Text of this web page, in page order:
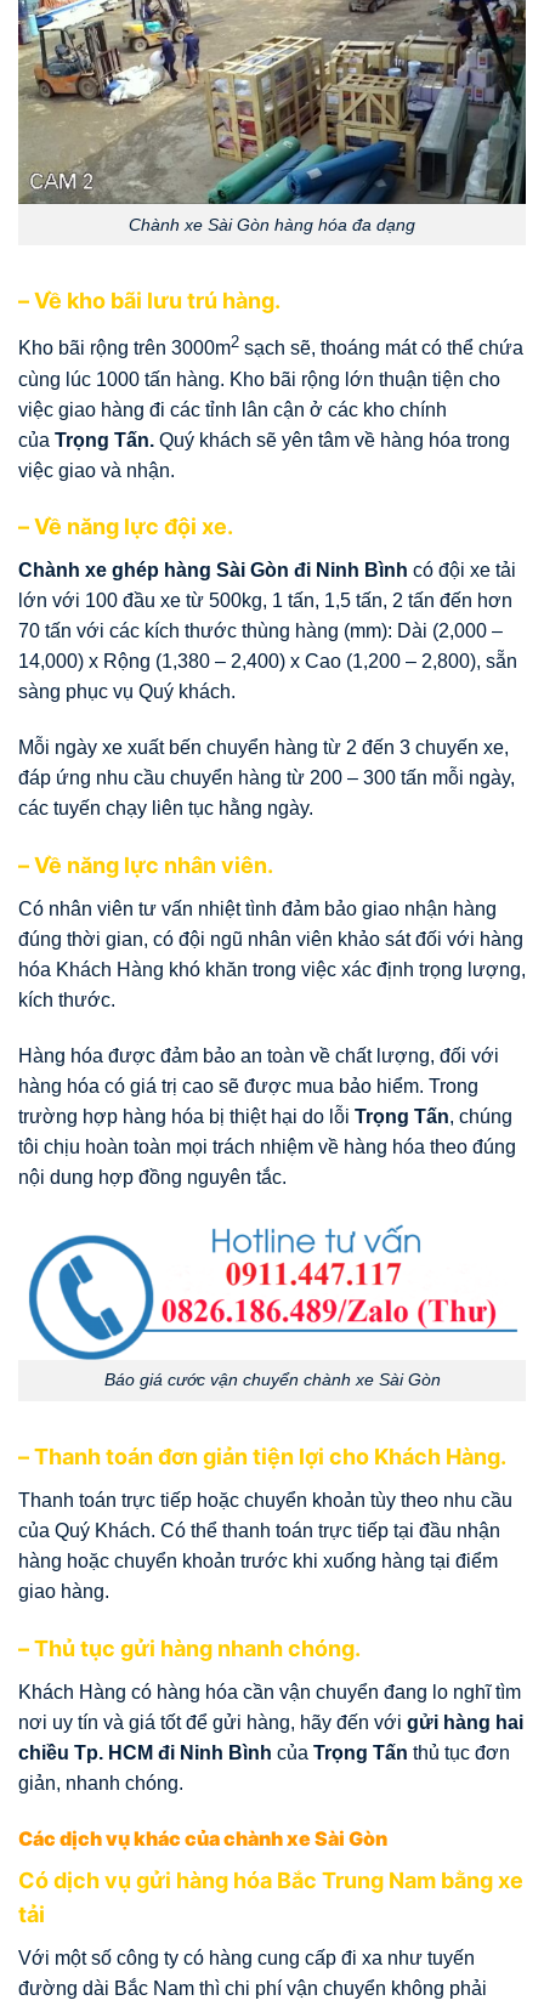
Chành xe Sài Gòn hàng hóa đa dạng
– Về kho bãi lưu trú hàng.
Kho bãi rộng trên 3000m2 sạch sẽ, thoáng mát có thể chứa
cùng lúc 1000 tấn hàng. Kho bãi rộng lớn thuận tiện cho
việc giao hàng đi các tỉnh lân cận ở các kho chính
của Trọng Tấn. Quý khách sẽ yên tâm về hàng hóa trong
việc giao và nhận.
– Về năng lực đội xe.
Chành xe ghép hàng Sài Gòn đi Ninh Bình có đội xe tải
lớn với 100 đầu xe từ 500kg, 1 tấn, 1,5 tấn, 2 tấn đến hơn
70 tấn với các kích thước thùng hàng (mm): Dài (2,000 –
14,000) x Rộng (1,380 – 2,400) x Cao (1,200 – 2,800), sẵn
sàng phục vụ Quý khách.
Mỗi ngày xe xuất bến chuyển hàng từ 2 đến 3 chuyến xe,
đáp ứng nhu cầu chuyển hàng từ 200 – 300 tấn mỗi ngày,
các tuyến chạy liên tục hằng ngày.
– Về năng lực nhân viên.
Có nhân viên tư vấn nhiệt tình đảm bảo giao nhận hàng
đúng thời gian, có đội ngũ nhân viên khảo sát đối với hàng
hóa Khách Hàng khó khăn trong việc xác định trọng lượng,
kích thước.
Hàng hóa được đảm bảo an toàn về chất lượng, đối với
hàng hóa có giá trị cao sẽ được mua bảo hiểm. Trong
trường hợp hàng hóa bị thiệt hại do lỗi Trọng Tấn, chúng
tôi chịu hoàn toàn mọi trách nhiệm về hàng hóa theo đúng
nội dung hợp đồng nguyên tắc.
Báo giá cước vận chuyển chành xe Sài Gòn
– Thanh toán đơn giản tiện lợi cho Khách Hàng.
Thanh toán trực tiếp hoặc chuyển khoản tùy theo nhu cầu
của Quý Khách. Có thể thanh toán trực tiếp tại đầu nhận
hàng hoặc chuyển khoản trước khi xuống hàng tại điểm
giao hàng.
– Thủ tục gửi hàng nhanh chóng.
Khách Hàng có hàng hóa cần vận chuyển đang lo nghĩ tìm
nơi uy tín và giá tốt để gửi hàng, hãy đến với gửi hàng hai
chiều Tp. HCM đi Ninh Bình của Trọng Tấn thủ tục đơn
giản, nhanh chóng.
Các dịch vụ khác của chành xe Sài Gòn
Có dịch vụ gửi hàng hóa Bắc Trung Nam bằng xe
tải
Với một số công ty có hàng cung cấp đi xa như tuyến
đường dài Bắc Nam thì chi phí vận chuyển không phải